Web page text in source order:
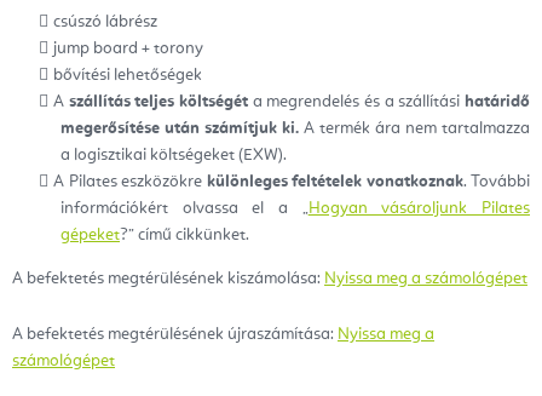
csúszó lábrész
jump board + torony
bővítési lehetőségek
A szállítás teljes költségét a megrendelés és a szállítási határidő
megerősítése után számítjuk ki. A termék ára nem tartalmazza
a logisztikai költségeket (EXW).
A Pilates eszközökre különleges feltételek vonatkoznak. További
információkért olvassa el a „Hogyan vásároljunk Pilates
gépeket?” című cikkünket.
A befektetés megtérülésének kiszámolása: Nyissa meg a számológépet
A befektetés megtérülésének újraszámítása: Nyissa meg a
számológépet